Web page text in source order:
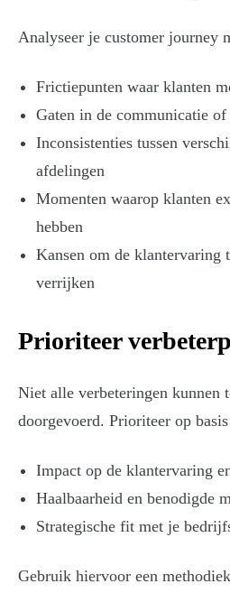
Analyseer je customer journey
Frictiepunten waar klanten
Gaten in de communicatie
Inconsistenties tussen
afdelingen
Momenten waarop klanten
hebben
Kansen om de klantervaring
verrijken
Prioriteer
Niet alle verbeteringen kunnen
doorgevoerd. Prioriteer op
Impact op de klantervaring
Haalbaarheid en benodigde
Strategische fit met je
Gebruik hiervoor een